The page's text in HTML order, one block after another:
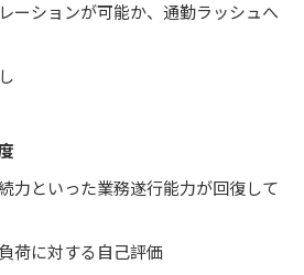
ーションが可能か、通勤ラッシュへ
力といった業務遂行能力が回復して
荷に対する自己評価